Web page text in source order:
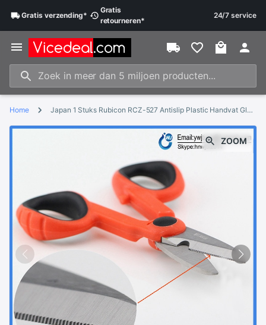
Gratisverzending*
Gratis
retourneren*
24/7 service
Home Japan 1 Stuks Rubicon RCZ-527 Antislip Plastic Handvat Glasvezel Schaar Vooral Gebruikt Voor Kevlar Lijn 'S snijden
ZOOM